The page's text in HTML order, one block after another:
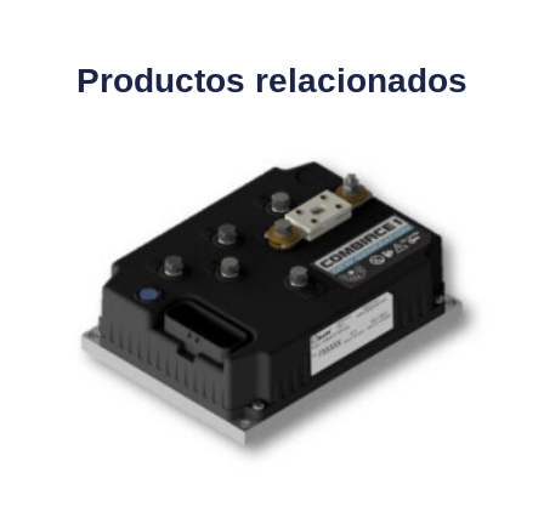
Productos relacionados